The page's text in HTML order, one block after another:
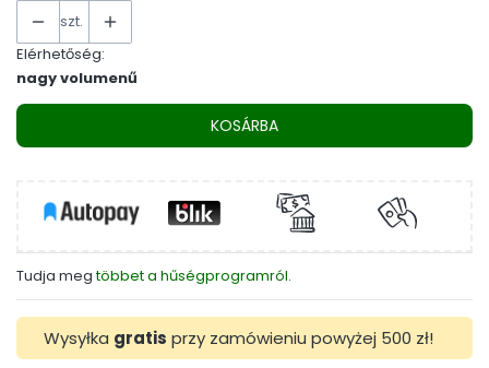
szt.
Elérhetőség:
nagy volumenű
KOSÁRBA
Tudja megtöbbet a hűségprogramról.
Wysyłka gratis przy zamówieniu powyżej 500 zł!